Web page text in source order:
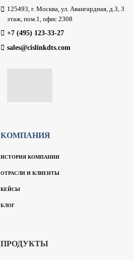
125493, г. Москва, ул. Авангардная, д.3, 3
этаж, пом.1, офис 2308
+7 (495) 123-33-27
sales@cislinkdts.com
КОМПАНИЯ
ИСТОРИЯ КОМПАНИИ
ОТРАСЛИ И КЛИЕНТЫ
КЕЙСЫ
БЛОГ
ПРОДУКТЫ